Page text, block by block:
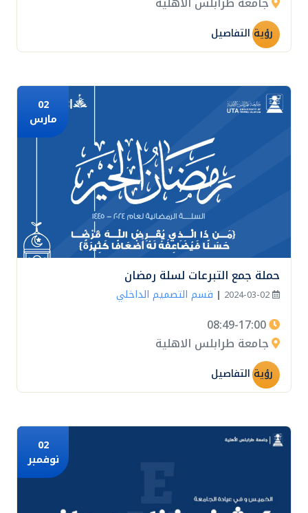
رؤية التفاصيل
02
مارس
حملة جمع التبرعات لسلة رمضان
2024-03-02
| قسم التصميم الداخلي
08:49-17:00
جامعة طرابلس الاهلية
رؤية التفاصيل
02
نوفمبر